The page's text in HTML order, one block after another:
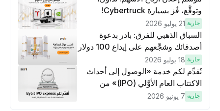
وتوقَّع، فُز بسيارة Cybertruck!
جارية 21 يوليو 2026
السباق الذهبي للفرق: بادر بدعوة
أصدقائك وشجِّعهم على إيداع 100 دولار
لكسَب مكافآت مُضاعَفة
جارية 18 يوليو 2026
نُقدِّم لكم خدمة «الوصول إلى أحداث
الاكتتاب العام الأوَّلي (IPO)» من
Bybit، بوابتك للوصول المبكر إلى فرص
جارية 7 يونيو 2026